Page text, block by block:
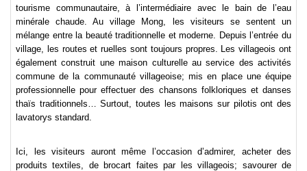
tourisme communautaire, à l’intermédiaire avec le bain de l’eau
minérale chaude. Au village Mong, les visiteurs se sentent un
mélange entre la beauté traditionnelle et moderne. Depuis l’entrée du
village, les routes et ruelles sont toujours propres. Les villageois ont
également construit une maison culturelle au service des activités
commune de la communauté villageoise; mis en place une équipe
professionnelle pour effectuer des chansons folkloriques et danses
thaïs traditionnels… Surtout, toutes les maisons sur pilotis ont des
lavatorys standard.
Ici, les visiteurs auront même l’occasion d’admirer, acheter des
produits textiles, de brocart faites par les villageois; savourer de